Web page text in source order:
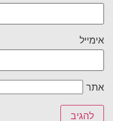
אימייל
אתר